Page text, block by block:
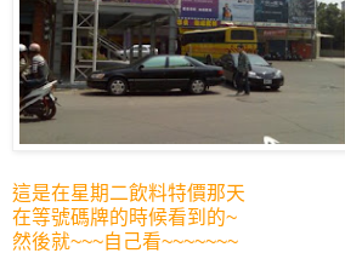
這是在星期二飲料特價那天
在等號碼牌的時候看到的~
然後就~~~自己看~~~~~~~